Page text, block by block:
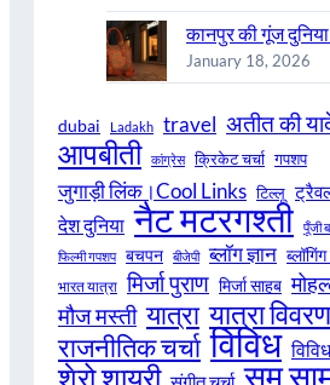
कानपुर की गूंज
January 18, 2026
dubai Ladakh travel अतीत की
आपबीती कांग्रेस क्रिकेट चर्चा गपशप
जुगाड़ी लिंक।Cool Links टिल्लू
देश दुनिया नैट मटरगश्ती पूँजी
फिल्मी गपशप बचपन बीजेपी ब्लॉग ज्ञान
भारत यात्रा मिर्जा पुराण मिर्जा साहब
मौज मस्ती यात्रा यात्रा विवरण
राजनीतिक चर्चा विविध विविध
शेरो शायरी सम